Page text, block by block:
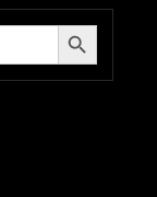
Search Button